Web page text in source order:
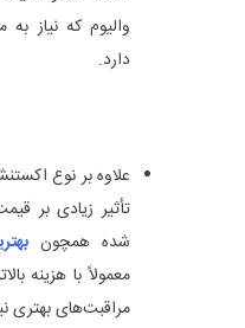
والیوم که نیاز
دارد.
علاوه بر نوع
تأثیر زیادی بر
شده همچون
معمولاً با هزینه
مراقبت‌های بهتری